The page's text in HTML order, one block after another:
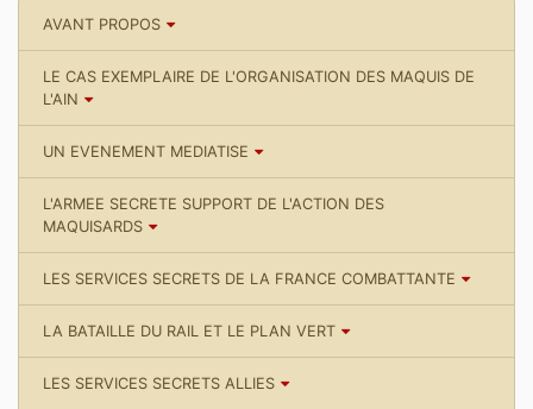
AVANT PROPOS
LE CAS EXEMPLAIRE DE L'ORGANISATION DES MAQUIS DE
L'AIN
UN EVENEMENT MEDIATISE
L'ARMEE SECRETE SUPPORT DE L'ACTION DES
MAQUISARDS
LES SERVICES SECRETS DE LA FRANCE COMBATTANTE
LA BATAILLE DU RAIL ET LE PLAN VERT
LES SERVICES SECRETS ALLIES